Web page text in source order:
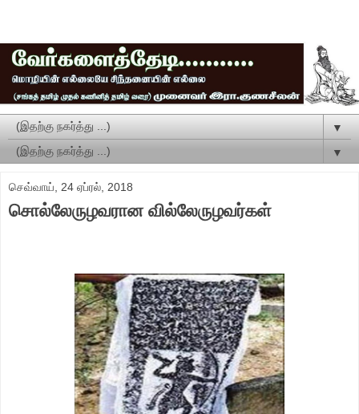
▼
▼
செவ்வாய், 24 ஏப்ரல், 2018
சொல்லேருழவரான வில்லேருழவர்கள்